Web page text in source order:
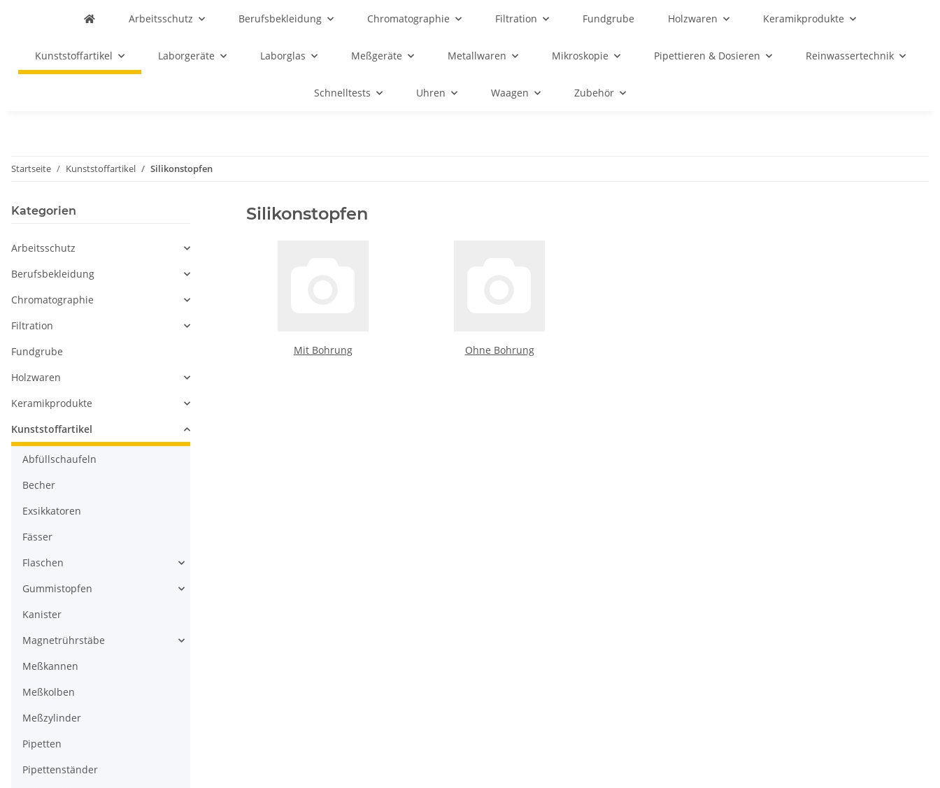
Arbeitsschutz Berufsbekleidung Chromatographie Filtration Fundgrube Holzwaren Keramikprodukte
Kunststoffartikel Laborgeräte Laborglas Meßgeräte Metallwaren Mikroskopie Pipettieren & Dosieren Reinwassertechnik
Schnelltests Uhren Waagen Zubehör
Startseite Kunststoffartikel Silikonstopfen
Silikonstopfen
Mit Bohrung Ohne Bohrung
Kategorien
Arbeitsschutz
Berufsbekleidung
Chromatographie
Filtration
Fundgrube
Holzwaren
Keramikprodukte
Kunststoffartikel
Abfüllschaufeln
Becher
Exsikkatoren
Fässer
Flaschen
Gummistopfen
Kanister
Magnetrührstäbe
Meßkannen
Meßkolben
Meßzylinder
Pipetten
Pipettenständer